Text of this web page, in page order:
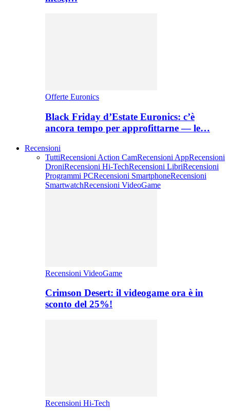
Offerte Euronics
Black Friday d’Estate Euronics: c’è
ancora tempo per approfittarne — le…
Recensioni
TuttiRecensioni Action CamRecensioni AppRecensioni
DroniRecensioni Hi-TechRecensioni LibriRecensioni
Programmi PCRecensioni SmartphoneRecensioni
SmartwatchRecensioni VideoGame
Recensioni VideoGame
Crimson Desert: il videogame ora è in
sconto del 25%!
Recensioni Hi-Tech